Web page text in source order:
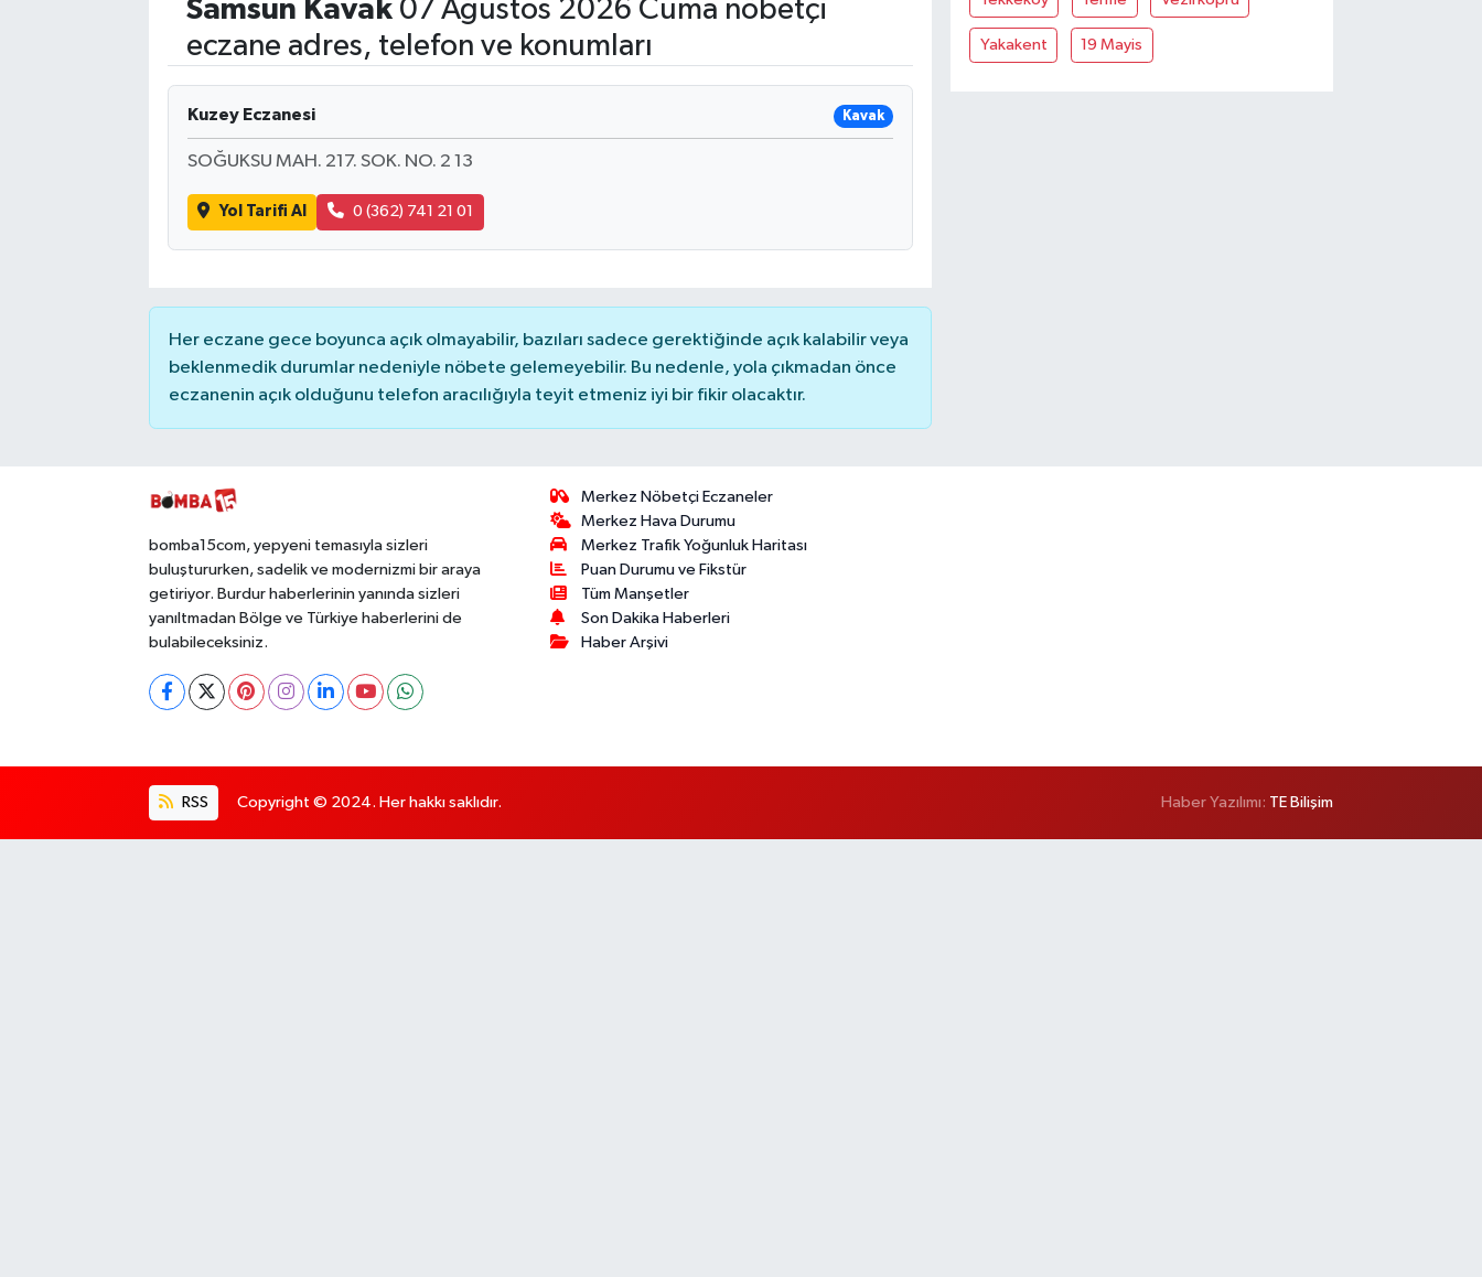
Samsun Kavak07 Ağustos 2026 Cuma nöbetçi
eczane adres, telefon ve konumları
Kuzey Eczanesi Kavak
SOĞUKSU MAH. 217. SOK. NO. 2 13
Yol Tarifi Al 0 (362) 741 21 01
Her eczane gece boyunca açık olmayabilir, bazıları sadece gerektiğinde açık kalabilir veya
beklenmedik durumlar nedeniyle nöbete gelemeyebilir. Bu nedenle, yola çıkmadan önce
eczanenin açık olduğunu telefon aracılığıyla teyit etmeniz iyi bir fikir olacaktır.
Yakakent 19 Mayis
bomba15com, yepyeni temasıyla sizleri
buluştururken, sadelik ve modernizmi bir araya
getiriyor. Burdur haberlerinin yanında sizleri
yanıltmadan Bölge ve Türkiye haberlerini de
bulabileceksiniz.
Merkez Nöbetçi Eczaneler
Merkez Hava Durumu
Merkez Trafik Yoğunluk Haritası
Puan Durumu ve Fikstür
Tüm Manşetler
Son Dakika Haberleri
Haber Arşivi
RSS Copyright © 2024. Her hakkı saklıdır. Haber Yazılımı: TE Bilişim